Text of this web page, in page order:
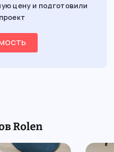
цену и подготовили
Rolen